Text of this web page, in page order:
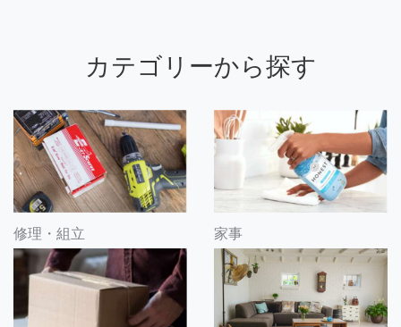
カテゴリーから探す
修理・組立 家事